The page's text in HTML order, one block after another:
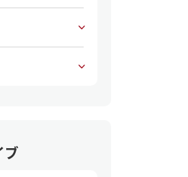
ブ